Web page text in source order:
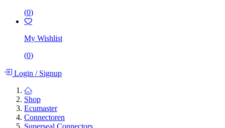
(0)
My Wishlist
(0)
Login /Signup
Shop
Ecumaster
Connectoren
Superseal Connectors